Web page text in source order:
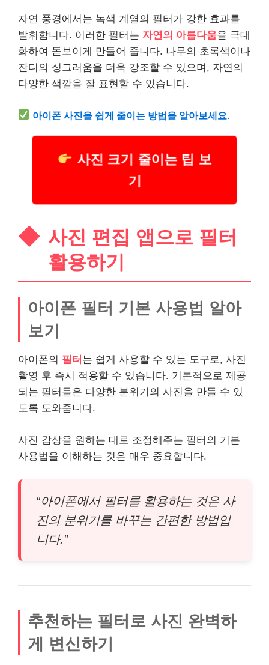
자연 풍경에서는 녹색 계열의 필터가 강한 효과를
발휘합니다. 이러한 필터는 자연의 아름다움을 극대
화하여 돋보이게 만들어 줍니다. 나무의 초록색이나
잔디의 싱그러움을 더욱 강조할 수 있으며, 자연의
다양한 색깔을 잘 표현할 수 있습니다.
아이폰 사진을 쉽게 줄이는 방법을 알아보세요.
사진 크기 줄이는 팁 보
기
사진 편집 앱으로 필터
활용하기
아이폰 필터 기본 사용법 알아
보기
아이폰의 필터 는 쉽게 사용할 수 있는 도구로, 사진
촬영 후 즉시 적용할 수 있습니다. 기본적으로 제공
되는 필터들은 다양한 분위기의 사진을 만들 수 있
도록 도와줍니다.
사진 감상을 원하는 대로 조정해주는 필터의 기본
사용법을 이해하는 것은 매우 중요합니다.
“아이폰에서 필터를 활용하는 것은 사
진의 분위기를 바꾸는 간편한 방법입
니다.”
추천하는 필터로 사진 완벽하
게 변신하기